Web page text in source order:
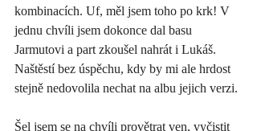
kombinacích. Uf, měl jsem toho po krk! V
jednu chvíli jsem dokonce dal basu
Jarmutovi a part zkoušel nahrát i Lukáš.
Naštěstí bez úspěchu, kdy by mi ale hrdost
stejně nedovolila nechat na albu jejich verzi.
Šel jsem se na chvíli provětrat ven, vyčistit